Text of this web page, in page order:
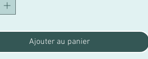
Ajouter au panier